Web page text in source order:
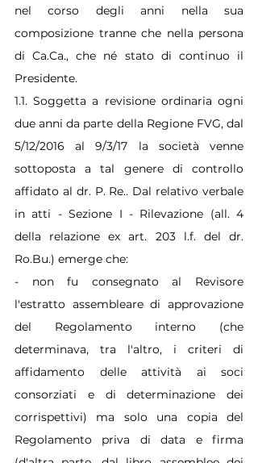
nel corso degli anni nella sua
composizione tranne che nella persona
di Ca.Ca., che né stato di continuo il
Presidente.
1.1. Soggetta a revisione ordinaria ogni
due anni da parte della Regione FVG, dal
5/12/2016 al 9/3/17 la società venne
sottoposta a tal genere di controllo
affidato al dr. P. Re.. Dal relativo verbale
in atti - Sezione I - Rilevazione (all. 4
della relazione ex art. 203 l.f. del dr.
Ro.Bu.) emerge che:
- non fu consegnato al Revisore
l'estratto assembleare di approvazione
del Regolamento interno (che
determinava, tra l'altro, i criteri di
affidamento delle attività ai soci
consorziati e di determinazione dei
corrispettivi) ma solo una copia del
Regolamento priva di data e firma